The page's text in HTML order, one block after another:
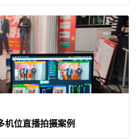
机位直播拍摄案例